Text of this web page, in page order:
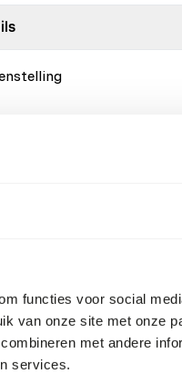
functies voor social
van onze site met onze
met andere
services.
Variatie met
. Dit product is
in acht,